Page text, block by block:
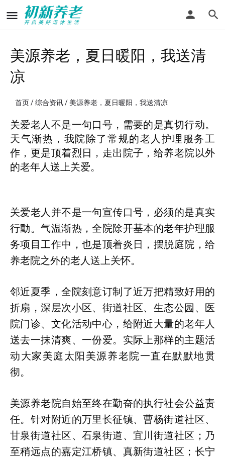
美源养老，夏日暖阳，我送清
凉
首页/综合资讯/ 美源养老，夏日暖阳，我送清凉
关爱老人不是一句口号，需要的是真切行动。
天气渐热，我院除了常规的老人护理服务工
作，更是顶着烈日，走出院子，给养老院以外
的老年人送上关爱。
关爱老人并不是一句宣传口号，必须的是真实
行動。气温渐热，全院除开基本的老年护理服
务项目工作中，也是顶着炎日，摆脱庭院，给
养老院之外的老人送上关怀。
邻近夏季，全院刻意订制了近万把精致好用的
折扇，深层次小区、街道社区、生态公园、医
院门诊、文化活动中心，给附近大量的老年人
送去一抹清爽、一份爱。实际上那样的主题活
动大家美庭太阳美源养老院一直在默默地贯
彻。
美源养老院自始至终在勤奋的执行社会公益责
任。针对附近的万里长征镇、曹杨街道社区、
甘泉街道社区、石泉街道、宜川街道社区；乃
至稍远点的嘉定江桥镇、真新街道社区；长宁